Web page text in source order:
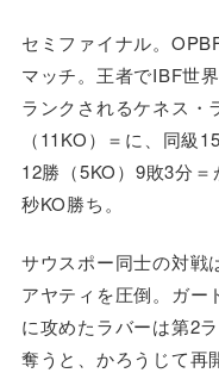
セミファイナル。
マッチ。王者でIBF世
ランクされるケネス・
（11KO）＝に、同級
12勝（5KO）9敗3分
秒KO勝ち。
サウスポー同士の対戦
アヤティを圧倒。ガー
に攻めたラバーは第2
奪うと、かろうじて再